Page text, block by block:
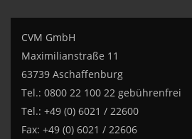
CVM GmbH
Maximilianstraße 11
63739 Aschaffenburg
Tel.: 0800 22 100 22 gebührenfrei
Tel.: +49 (0) 6021 / 22600
Fax: +49 (0) 6021 / 22606